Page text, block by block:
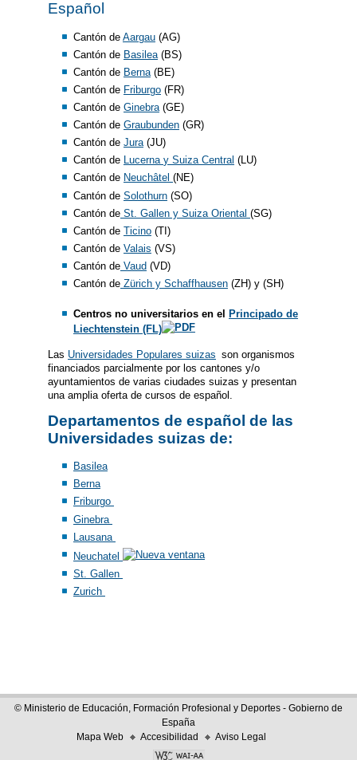
Español
Cantón de Aargau(AG)
Cantón de Basilea(BS)
Cantón de Berna(BE)
Cantón de Friburgo(FR)
Cantón de Ginebra(GE)
Cantón de Graubunden(GR)
Cantón de Jura(JU)
Cantón de Lucerna y Suiza Central (LU)
Cantón de Neuchâtel (NE)
Cantón de Solothurn(SO)
Cantón deSt. Gallen y Suiza Oriental (SG)
Cantón de Ticino(TI)
Cantón de Valais (VS)
Cantón deVaud (VD)
Cantón deZürich y Schaffhausen(ZH) y (SH)
Centros no universitarios en el Principado de
Liechtenstein (FL)
Las Universidades Populares suizas son organismos
financiados parcialmente por los cantones y/o
ayuntamientos de varias ciudades suizas y presentan
una amplia oferta de cursos de español.
Departamentos de español de las
Universidades suizas de:
Basilea
Berna
Friburgo
Ginebra
Lausana
Neuchatel
St. Gallen
Zurich
© Ministerio de Educación, Formación Profesional y Deportes - Gobierno de
España
Mapa Web
Accesibilidad Aviso Legal